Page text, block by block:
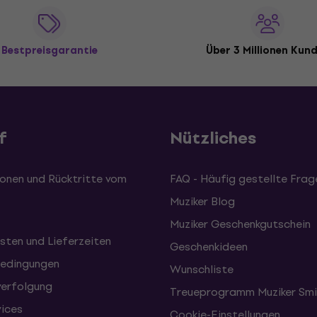
Bestpreisgarantie Über 3 Millionen
und Rücktritte vom
und Lieferzeiten
Nützliches
FAQ - Häufig gestellte
Muziker Blog
Muziker Geschenkgutschein
Geschenkideen
Wunschliste
Treueprogramm Muziker